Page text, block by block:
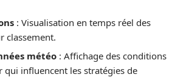
: Visualisation en temps réel des
classement.
météo : Affichage des conditions
qui influencent les stratégies de